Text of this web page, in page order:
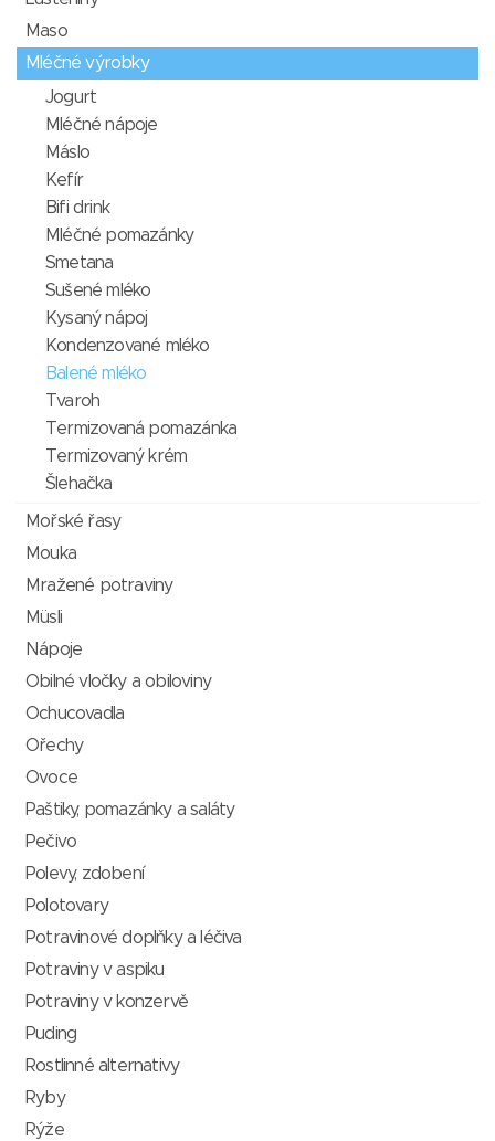
Maso
Mléčné výrobky
Jogurt
Mléčné nápoje
Máslo
Kefír
Bifi drink
Mléčné pomazánky
Smetana
Sušené mléko
Kysaný nápoj
Kondenzované mléko
Balené mléko
Tvaroh
Termizovaná pomazánka
Termizovaný krém
Šlehačka
Mořské řasy
Mouka
Mražené potraviny
Müsli
Nápoje
Obilné vločky a obiloviny
Ochucovadla
Ořechy
Ovoce
Paštiky, pomazánky a saláty
Pečivo
Polevy, zdobení
Polotovary
Potravinové doplňky a léčiva
Potraviny v aspiku
Potraviny v konzervě
Puding
Rostlinné alternativy
Ryby
Rýže